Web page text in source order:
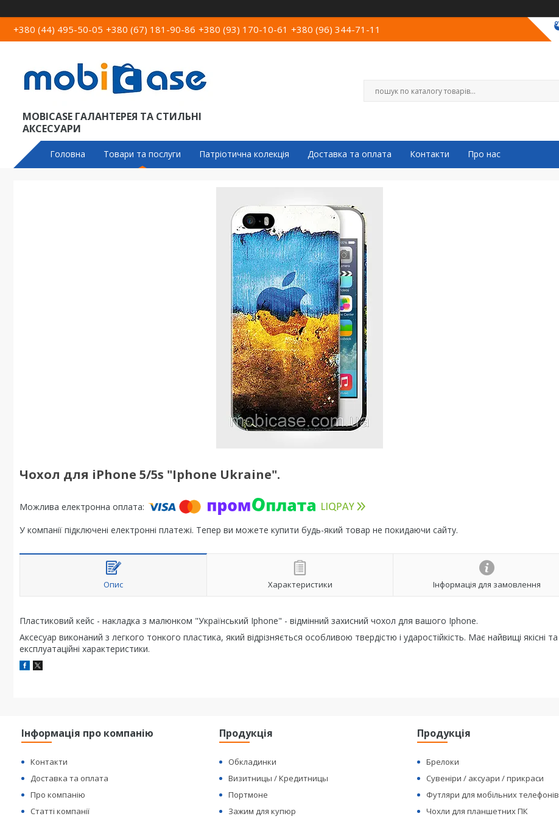
+380 (44) 495-50-05 +380 (67) 181-90-86 +380 (93) 170-10-61 +380 (96) 344-71-11
MOBICASE ГАЛАНТЕРЕЯ ТА СТИЛЬНІ
АКСЕСУАРИ
Головна Товари та послуги Патріотична колекція Доставка та оплата Контакти Про нас
Чохол для iPhone 5/5s "Iphone Ukraine".
У компанії підключені електронні платежі. Тепер ви можете купити будь-який товар не покидаючи сайту.
Опис Характеристики Інформація для замовлення
Пластиковий кейс - накладка з малюнком "Український Iphone" - відмінний захисний чохол для вашого Iphone.
Аксесуар виконаний з легкого тонкого пластика, який відрізняється особливою твердістю і ударостійкість. Має найвищі якісні та
експлуатаційні характеристики.
Інформація про компанію
Контакти
Доставка та оплата
Про компанію
Статті компанії
Продукція
Обкладинки
Визитницы / Кредитницы
Портмоне
Зажим для купюр
Продукція
Брелоки
Сувеніри / аксуари / прикраси
Футляри для мобільних телефонів
Чохли для планшетних ПК